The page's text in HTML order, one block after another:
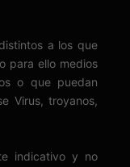
a los que
para ello medios
o que puedan
Virus, troyanos,
indicativo y no